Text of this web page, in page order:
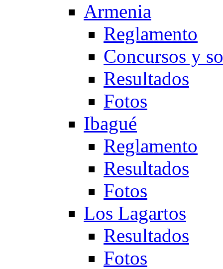
Armenia
Reglamento
Concursos y
Resultados
Fotos
Ibagué
Reglamento
Resultados
Fotos
Los Lagartos
Resultados
Fotos